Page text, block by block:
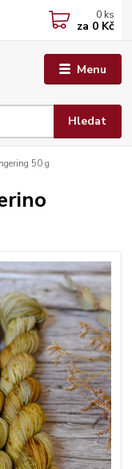
Menu
Hledat
0 ks
za 0 Kč
50 g